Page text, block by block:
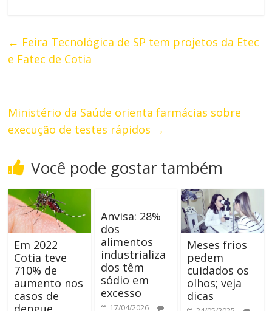
← Feira Tecnológica de SP tem projetos da Etec
e Fatec de Cotia
Ministério da Saúde orienta farmácias sobre
execução de testes rápidos →
Você pode gostar também
Em 2022
Cotia teve
710% de
aumento nos
casos de
Anvisa: 28%
dos
alimentos
industrializa
dos têm
sódio em
excesso
17/04/2026
Meses frios
pedem
cuidados os
olhos; veja
dicas